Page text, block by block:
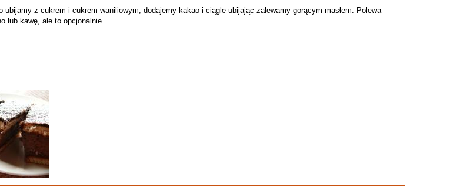
ubijamy z cukrem i cukrem waniliowym, dodajemy kakao i ciągle ubijając zalewamy gorącym masłem. Polewa
lub kawę, ale to opcjonalnie.